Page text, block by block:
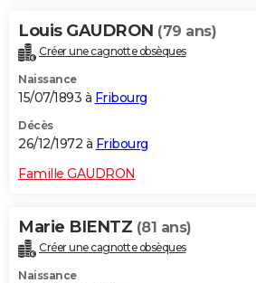
Louis GAUDRON (79 ans)
Créer une cagnotte obsèques
Naissance
15/07/1893 à Fribourg
Décès
26/12/1972 à Fribourg
Famille GAUDRON
Marie BIENTZ (81 ans)
Créer une cagnotte obsèques
Naissance